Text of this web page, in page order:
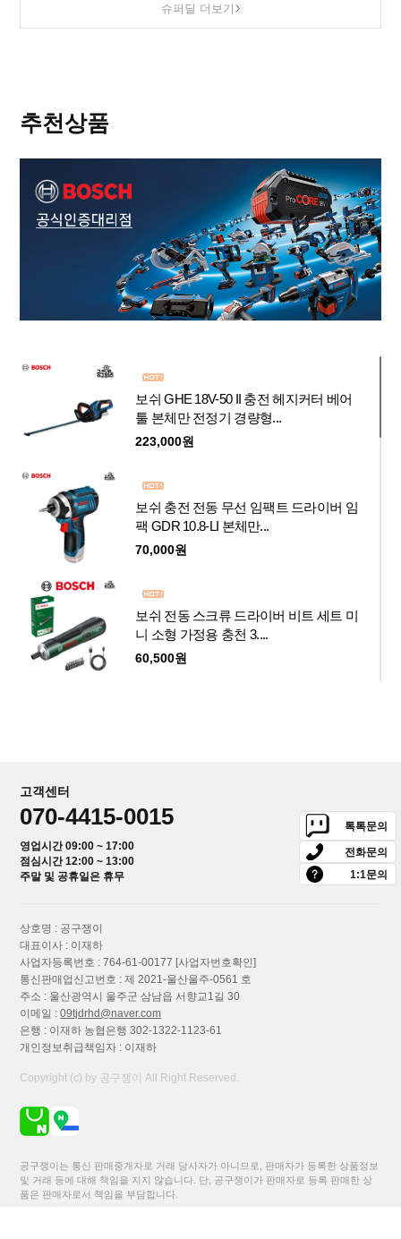
슈퍼딜 더보기
추천상품
보쉬 GHE 18V-50 II 충전 헤지커터 베어
툴 본체만 전정기 경량형...
223,000원
보쉬 충전 전동 무선 임팩트 드라이버 임
팩 GDR 10.8-LI 본체만...
70,000원
보쉬 전동 스크류 드라이버 비트 세트 미
니 소형 가정용 충천 3....
60,500원
보쉬 Fontus 18V 충전 세척기 본체 20bar
충전 낙엽 송풍기 블...
106,800원
보쉬 KEO 18V 충전 정원용톱 컷소 가지
터 본체만 양날 전정기...
110,300원
고객센터
070-4415-0015
영업시간 09:00 ~ 17:00
점심시간 12:00 ~ 13:00
주말 및 공휴일은 휴무
톡톡문의
전화문의
1:1문의
상호명 : 공구쟁이
대표이사 : 이재하
사업자등록번호 : 764-61-00177 [사업자번호확인]
통신판매업신고번호 : 제 2021-울산울주-0561 호
주소 : 울산광역시 울주군 삼남읍 서향교1길 30
이메일 :09tjdrhd@naver.com
은행 : 이재하 농협은행 302-1322-1123-61
개인정보취급책임자 : 이재하
Copyright (c) by 공구쟁이 All Right Reserved.
공구쟁이는 통신 판매중개자로 거래 당사자가 아니므로, 판매자가 등록한 상품정보
및 거래 등에 대해 책임을 지지 않습니다. 단, 공구쟁이가 판매자로 등록 판매한 상
품은 판매자로서 책임을 부담합니다.